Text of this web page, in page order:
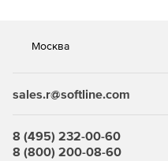
Москва
sales.r@softline.com
8 (495) 232-00-60
8 (800) 200-08-60